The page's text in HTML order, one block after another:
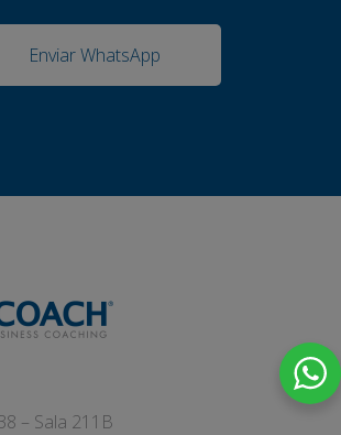
Enviar WhatsApp
– Sala 211B